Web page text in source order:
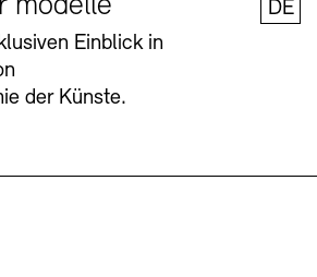
Einblick in
der Künste.
DE